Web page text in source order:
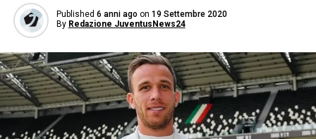
Published 6 anni ago on 19 Settembre 2020
By Redazione JuventusNews24